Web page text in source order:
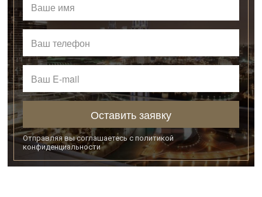
Оставить заявку
Отправляя вы соглашаетесь сполитикой
конфиденциальности